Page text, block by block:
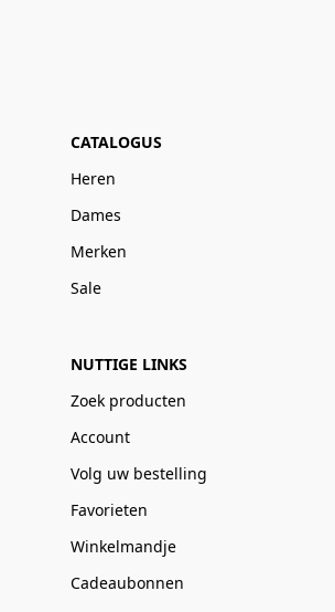
CATALOGUS
Heren
Dames
Merken
Sale
NUTTIGE LINKS
Zoek producten
Account
Volg uw bestelling
Favorieten
Winkelmandje
Cadeaubonnen